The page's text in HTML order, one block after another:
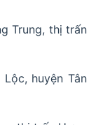
Trung, thị trấn
Lộc, huyện Tân